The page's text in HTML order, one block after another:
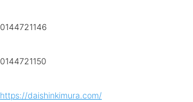
0144721146
0144721150
https://daishinkimura.com/